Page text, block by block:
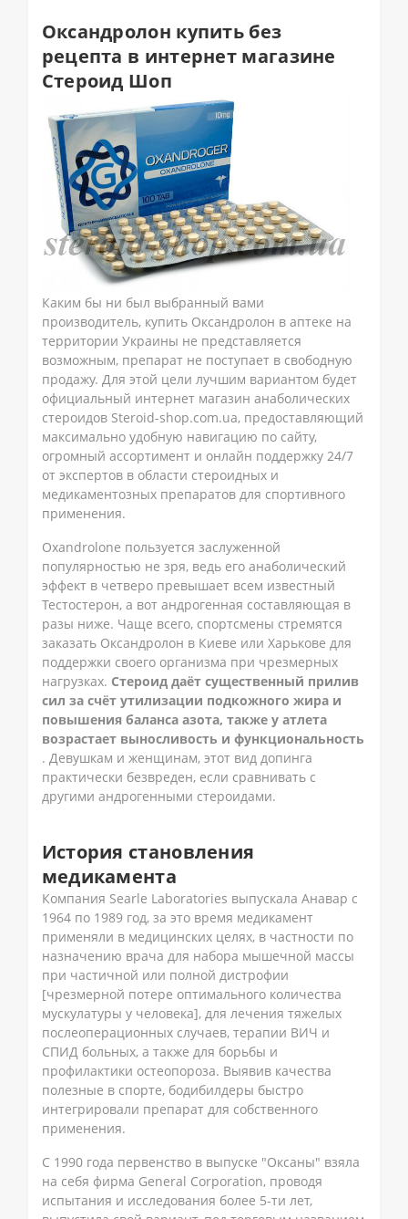
Оксандролон купить без
рецепта в интернет магазине
Стероид Шоп
Каким бы ни был выбранный вами
производитель, купить Оксандролон в аптеке на
территории Украины не представляется
возможным, препарат не поступает в свободную
продажу. Для этой цели лучшим вариантом будет
официальный интернет магазин анаболических
стероидов Steroid-shop.com.ua, предоставляющий
максимально удобную навигацию по сайту,
огромный ассортимент и онлайн поддержку 24/7
от экспертов в области стероидных и
медикаментозных препаратов для спортивного
применения.
Oxandrolone пользуется заслуженной
популярностью не зря, ведь его анаболический
эффект в четверо превышает всем известный
Тестостерон, а вот андрогенная составляющая в
разы ниже. Чаще всего, спортсмены стремятся
заказать Оксандролон в Киеве или Харькове для
поддержки своего организма при чрезмерных
нагрузках. Стероид даёт существенный прилив
сил за счёт утилизации подкожного жира и
повышения баланса азота, также у атлета
возрастает выносливость и функциональность
. Девушкам и женщинам, этот вид допинга
практически безвреден, если сравнивать с
другими андрогенными стероидами.
История становления
медикамента
Компания Searle Laboratories выпускала Анавар с
1964 по 1989 год, за это время медикамент
применяли в медицинских целях, в частности по
назначению врача для набора мышечной массы
при частичной или полной дистрофии
[чрезмерной потере оптимального количества
мускулатуры у человека], для лечения тяжелых
послеоперационных случаев, терапии ВИЧ и
СПИД больных, а также для борьбы и
профилактики остеопороза. Выявив качества
полезные в спорте, бодибилдеры быстро
интегрировали препарат для собственного
применения.
С 1990 года первенство в выпуске "Оксаны" взяла
на себя фирма General Corporation, проводя
испытания и исследования более 5-ти лет,